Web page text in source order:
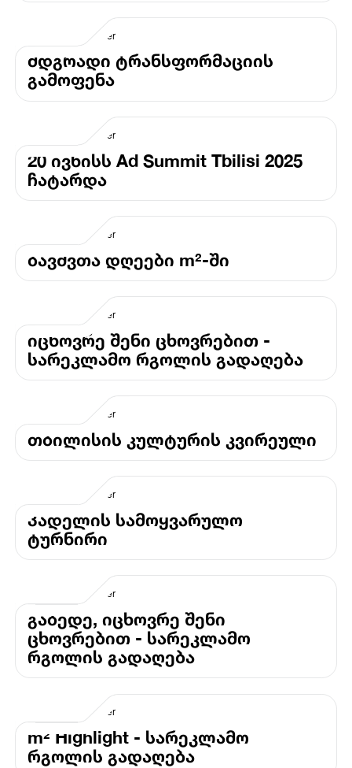
მდგრადი ტრანსფორმაციის
გამოფენა
20 ივნისს Ad Summit Tbilisi 2025
ჩატარდა
ბავშვთა დღეები m²-ში
იცხოვრე შენი ცხოვრებით -
სარეკლამო რგოლის გადაღება
თბილისის კულტურის კვირეული
პადელის სამოყვარულო
ტურნირი
გაბედე, იცხოვრე შენი
ცხოვრებით - სარეკლამო
რგოლის გადაღება
m² Highlight - სარეკლამო
რგოლის გადაღება